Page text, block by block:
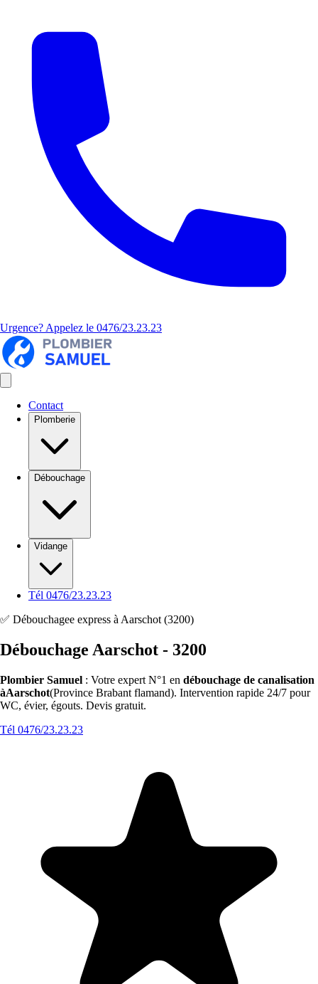
Urgence? Appelez le 0476/23.23.23
Contact
Plomberie
Débouchage
Vidange
Tél 0476/23.23.23
✅ Débouchagee express à Aarschot (3200)
Débouchage Aarschot - 3200
Plombier Samuel : Votre expert N°1 en débouchage de canalisation
àAarschot(Province Brabant flamand). Intervention rapide 24/7 pour
WC, évier, égouts. Devis gratuit.
Tél 0476/23.23.23